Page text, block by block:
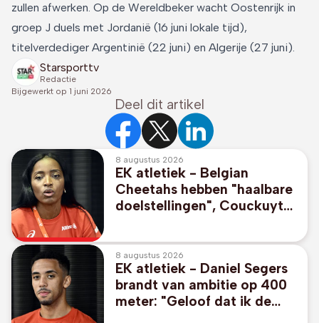
zullen afwerken. Op de Wereldbeker wacht Oostenrijk in
groep J duels met Jordanië (16 juni lokale tijd),
titelverdediger Argentinië (22 juni) en Algerije (27 juni).
Starsporttv
Redactie
Bijgewerkt op 1 juni 2026
Deel dit artikel
8 augustus 2026
EK atletiek - Belgian
Cheetahs hebben "haalbare
doelstellingen", Couckuyt
8 augustus 2026
EK atletiek - Daniel Segers
brandt van ambitie op 400
meter: "Geloof dat ik de